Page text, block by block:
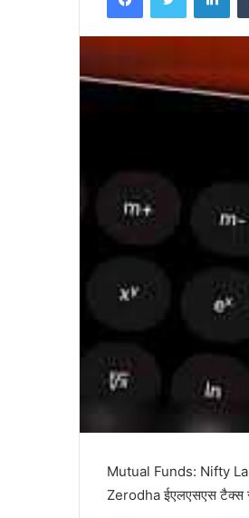
Mutual Funds: Nifty
Zerodha ईएलएसएस टैक्स